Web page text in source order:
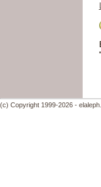
(c) Copyright 1999-2026 -